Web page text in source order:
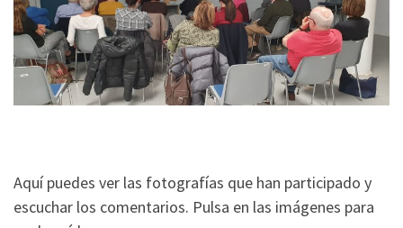
Aquí puedes ver las fotografías que han participado y
escuchar los comentarios. Pulsa en las imágenes para